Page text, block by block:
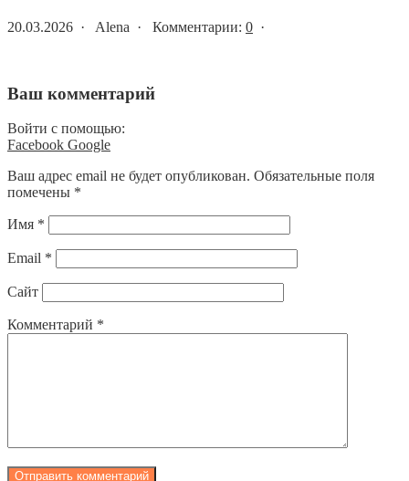
20.03.2026 · Alena · Комментарии: 0 ·
Ваш комментарий
Войти с помощью:
Facebook Google
Ваш адрес email не будет опубликован. Обязательные поля
помечены *
Имя *
Email *
Сайт
Комментарий *